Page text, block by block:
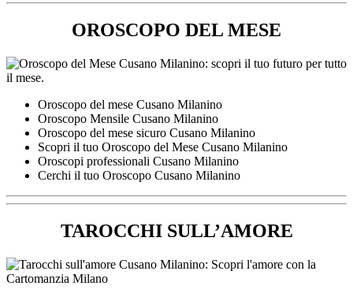
OROSCOPO DEL MESE
Oroscopo del mese Cusano Milanino
Oroscopo Mensile Cusano Milanino
Oroscopo del mese sicuro Cusano Milanino
Scopri il tuo Oroscopo del Mese Cusano Milanino
Oroscopi professionali Cusano Milanino
Cerchi il tuo Oroscopo Cusano Milanino
TAROCCHI SULL’AMORE